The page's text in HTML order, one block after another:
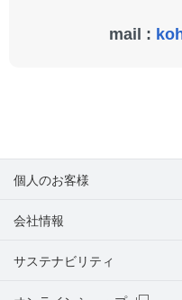
mail :
個人のお客様
会社情報
サステナビリティ